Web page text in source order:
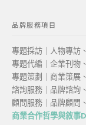
品牌服務項目
專題採訪｜人物專訪
專題代編｜企業刊物
專題策劃｜商業策展
諮詢服務｜品牌諮詢
顧問服務｜品牌顧問
商業合作哲學與敘事